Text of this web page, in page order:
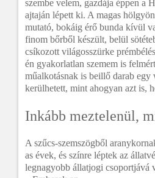
szembe velem, gazdája éppen a
ajtaján lépett ki. A magas
mutató, bokáig érő bunda kívül
finom bőrből készült, belül
csíkozott világosszürke
én gyakorlatlan szemem is
műalkotásnak is beillő darab egy
kerülhetett, mint ahogyan azt is,
Inkább meztelenül,
A szűcs-szemszögből
as évek, és színre léptek az
legnagyobb állatjogi